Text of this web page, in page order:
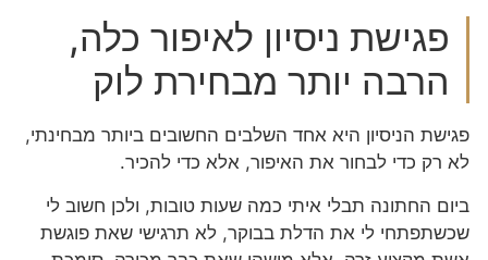
פגישת ניסיון לאיפור כלה,
הרבה יותר מבחירת לוק
פגישת הניסיון היא אחד השלבים החשובים ביותר מבחינתי,
לא רק כדי לבחור את האיפור, אלא כדי להכיר.
ביום החתונה תבלי איתי כמה שעות טובות, ולכן חשוב לי
שכשתפתחי לי את הדלת בבוקר, לא תרגישי שאת פוגשת